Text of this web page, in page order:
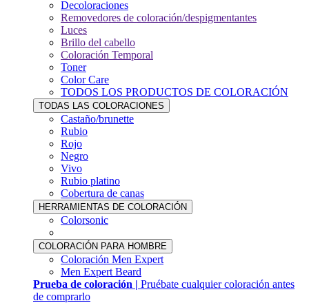
Decoloraciones
Removedores de coloración/despigmentantes
Luces
Brillo del cabello
Coloración Temporal
Toner
Color Care
TODOS LOS PRODUCTOS DE COLORACIÓN
TODAS LAS COLORACIONES
Castaño/brunette
Rubio
Rojo
Negro
Vivo
Rubio platino
Cobertura de canas
HERRAMIENTAS DE COLORACIÓN
Colorsonic
COLORACIÓN PARA HOMBRE
Coloración Men Expert
Men Expert Beard
Prueba de coloración | Pruébate cualquier coloración antes
de comprarlo